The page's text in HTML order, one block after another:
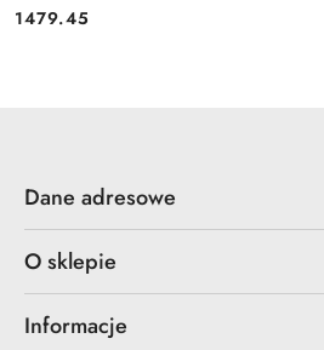
Cena:
1479.45
Dane adresowe
O sklepie
Informacje